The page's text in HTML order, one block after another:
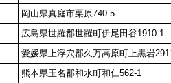
岡山県真庭市栗原740-5
広島県世羅郡世羅町伊尾田谷1910-1
愛媛県上浮穴郡久万高原町上黒岩
熊本県玉名郡和水町和仁562-1